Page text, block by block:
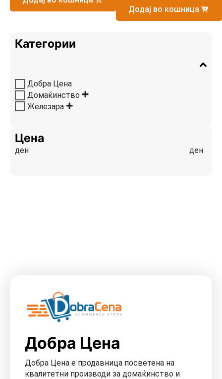
Категории
Добра Цена
Домаќинство
Железара
Цена
ден ден
was:
is:
Додај во кошница
Добра Цена
Добра Цена е продавница посветена на
квалитетни производи за домаќинство и